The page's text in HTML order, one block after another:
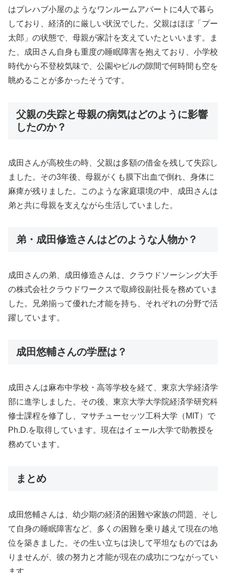
はプレハブ小屋のようなワンルームアパートに4人で暮ら
しており、経済的に厳しい状況でした。父親はほぼ「プー
太郎」の状態で、母親が家計を支えていたといいます。ま
た、成田さん自身も重度の睡眠障害を抱えており、小学校
時代から不登校気味で、公園やビルの隙間で何時間も空を
眺めることが多かったそうです。
父親の失踪と母親の病気はどのように影響
したのか？
成田さんが高校生の時、父親は多額の借金を残して失踪し
ました。その3年後、母親がくも膜下出血で倒れ、身体に
麻痺が残りました。このような家庭環境の中、成田さんは
弟と共に母親を支えながら生活していました。
弟・成田修造さんはどのような人物か？
成田さんの弟、成田修造さんは、クラウドソーシング大手
の株式会社クラウドワークスで取締役副社長を務めていま
した。兄弟揃って優れた才能を持ち、それぞれの分野で活
躍しています。
成田悠輔さんの学歴は？
成田さんは麻布中学校・高等学校を経て、東京大学経済学
部に進学しました。その後、東京大学大学院経済学研究科
修士課程を修了し、マサチューセッツ工科大学（MIT）で
Ph.D.を取得しています。現在はイェール大学で助教授を
務めています。
まとめ
成田悠輔さんは、幼少期の経済的困難や家族の問題、そし
て自身の睡眠障害など、多くの困難を乗り越えて現在の地
位を築きました。その生い立ちは決して平坦なものではあ
りませんが、彼の努力と才能が現在の成功につながってい
ます。